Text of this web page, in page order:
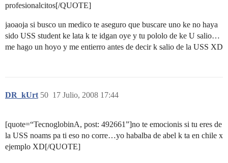
profesionalcitos[/QUOTE]
jaoaoja si busco un medico te aseguro que buscare uno ke no haya
sido USS student ke lata k te idgan oye y tu pololo de ke U salio…
me hago un hoyo y me entierro antes de decir k salio de la USS XD
DR_kUrt 17 Julio, 2008 17:44
50
[quote=“TecnoglobinA, post: 492661”]no te emocionis si tu eres de
la USS noams pa ti eso no corre…yo habalba de abel k ta en chile x
ejemplo XD[/QUOTE]